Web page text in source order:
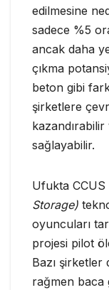
edilmesine
sadece %5
ancak daha
çıkma
beton gibi
şirketlere
sağlayabilir.
Ufukta CCUS
Storage)
oyuncuları
projesi pilot
Bazı şirketler
rağmen baca